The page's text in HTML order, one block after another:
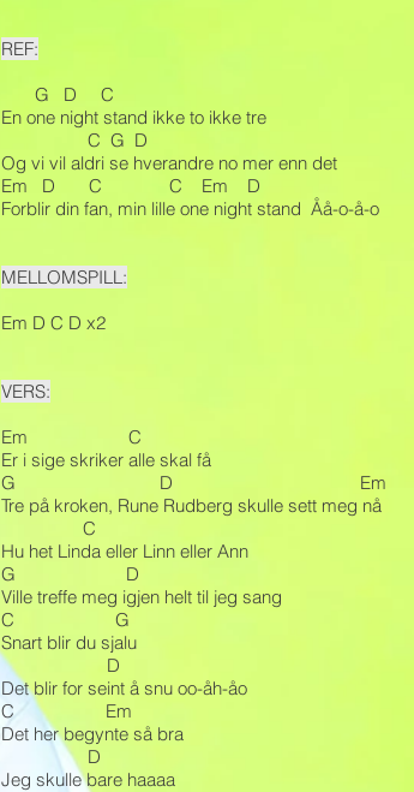
REF:
G D C
En one night stand ikke to ikke tre
C G D
Og vi vil aldri se hverandre no mer enn det
Em D C C Em D
Forblir din fan, min lille one night stand Åå-o-å-o
MELLOMSPILL:
Em D C D x2
VERS:
Em C
Er i sige skriker alle skal få
G D Em
Tre på kroken, Rune Rudberg skulle sett meg nå
C
Hu het Linda eller Linn eller Ann
G D
Ville treffe meg igjen helt til jeg sang
C G
Snart blir du sjalu
D
Det blir for seint å snu oo-åh-åo
C Em
Det her begynte så bra
D
Jeg skulle bare haaaa